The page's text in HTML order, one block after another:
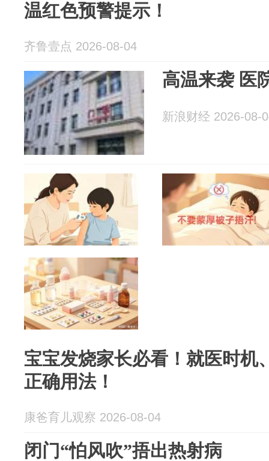
温红色预警提示！
齐鲁壹点 2026-08-04
高温来袭 医
新浪财经 2026-08-
宝宝发烧家长必看！就医时机
正确用法！
康爸育儿观察 2026-08-04
闭门“怕风吹”捂出热射病